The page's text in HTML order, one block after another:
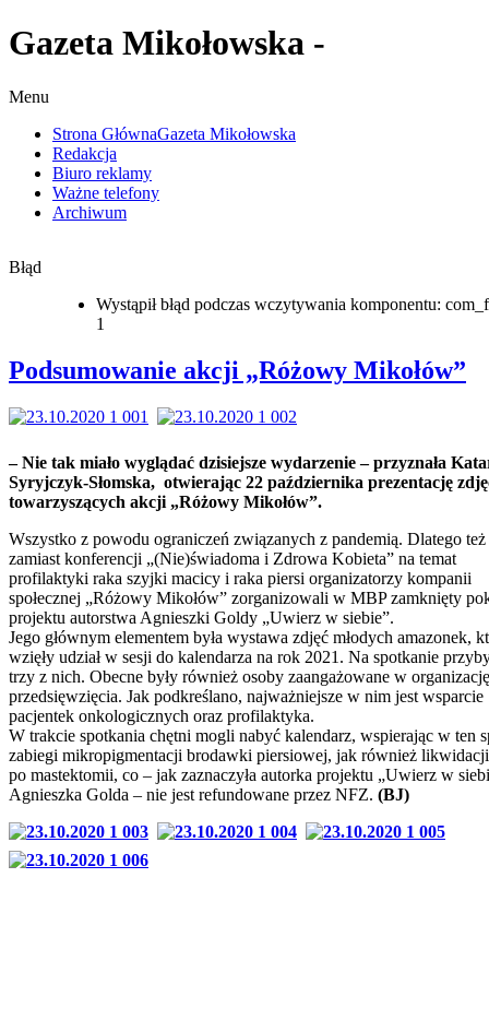
Gazeta Mikołowska -
Menu
Strona GłównaGazeta Mikołowska
Redakcja
Biuro reklamy
Ważne telefony
Archiwum
Błąd
Wystąpił błąd podczas wczytywania komponentu:
1
Podsumowanie akcji „Różowy Mikołów”
– Nie tak miało wyglądać dzisiejsze wydarzenie – przyznała
Syryjczyk-Słomska, otwierając 22 października prezentację
towarzyszących akcji „Różowy Mikołów”.
Wszystko z powodu ograniczeń związanych z pandemią. Dlatego też
zamiast konferencji „(Nie)świadoma i Zdrowa Kobieta” na temat
profilaktyki raka szyjki macicy i raka piersi organizatorzy kompanii
społecznej „Różowy Mikołów” zorganizowali w MBP zamknięty
projektu autorstwa Agnieszki Goldy „Uwierz w siebie”.
Jego głównym elementem była wystawa zdjęć młodych amazonek,
wzięły udział w sesji do kalendarza na rok 2021. Na spotkanie
trzy z nich. Obecne były również osoby zaangażowane w organizację
przedsięwzięcia. Jak podkreślano, najważniejsze w nim jest wsparcie
pacjentek onkologicznych oraz profilaktyka.
W trakcie spotkania chętni mogli nabyć kalendarz, wspierając w ten
zabiegi mikropigmentacji brodawki piersiowej, jak również
po mastektomii, co – jak zaznaczyła autorka projektu „Uwierz w
Agnieszka Golda – nie jest refundowane przez NFZ. (BJ)